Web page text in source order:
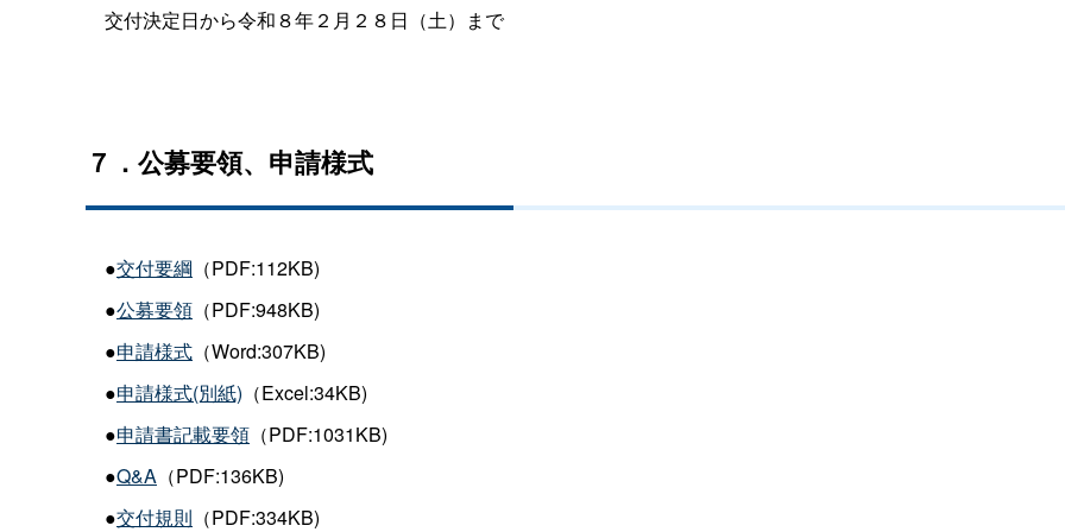
交付決定日から令和８年２月２８日（土）まで
７．公募要領、申請様式
●交付要綱 （PDF:112KB)
●公募要領 （PDF:948KB)
●申請様式 （Word:307KB)
●申請様式(別紙) （Excel:34KB)
●申請書記載要領 （PDF:1031KB)
●Q&A （PDF:136KB)
●交付規則 （PDF:334KB)